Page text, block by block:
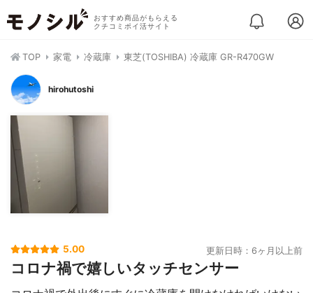
おすすめ商品がもらえる
クチコミポイ活サイト
TOP 家電 冷蔵庫 東芝(TOSHIBA) 冷蔵庫 GR-R470GW
hirohutoshi
5.00 更新日時：6ヶ月以上前
コロナ禍で嬉しいタッチセンサー